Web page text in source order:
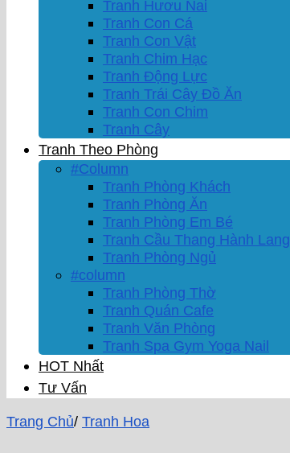
Tranh Hươu Nai
Tranh Con Cá
Tranh Con Vật
Tranh Chim Hạc
Tranh Động Lực
Tranh Trái Cây Đồ Ăn
Tranh Con Chim
Tranh Cây
Tranh Theo Phòng
#Column
Tranh Phòng Khách
Tranh Phòng Ăn
Tranh Phòng Em Bé
Tranh Cầu Thang Hành Lang
Tranh Phòng Ngủ
#column
Tranh Phòng Thờ
Tranh Quán Cafe
Tranh Văn Phòng
Tranh Spa Gym Yoga Nail
HOT Nhất
Tư Vấn
Trang Chủ/ Tranh Hoa